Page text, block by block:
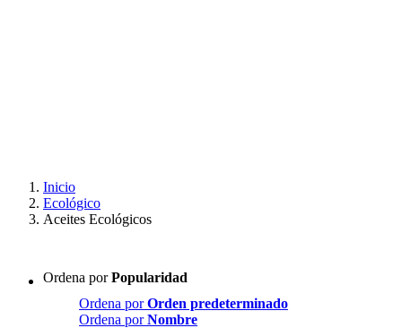
Inicio
Ecológico
Aceites Ecológicos
Ordena porPopularidad
Ordena porOrden predeterminado
Ordena porNombre